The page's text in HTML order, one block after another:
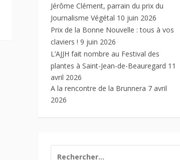
Jérôme Clément, parrain du prix du
Journalisme Végétal 10 juin 2026
Prix de la Bonne Nouvelle : tous à vos
claviers ! 9 juin 2026
L’AJJH fait nombre au Festival des
plantes à Saint-Jean-de-Beauregard 11
avril 2026
A la rencontre de la Brunnera 7 avril
2026